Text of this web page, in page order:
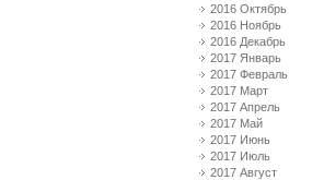
2016 Октябрь
2016 Ноябрь
2016 Декабрь
2017 Январь
2017 Февраль
2017 Март
2017 Апрель
2017 Май
2017 Июнь
2017 Июль
2017 Август